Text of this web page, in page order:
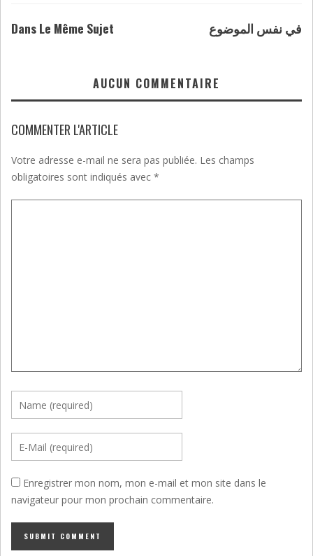
Dans Le Même Sujet في نفس الموضوع
AUCUN COMMENTAIRE
COMMENTER L'ARTICLE
Votre adresse e-mail ne sera pas publiée. Les champs
obligatoires sont indiqués avec *
Enregistrer mon nom, mon e-mail et mon site dans le
navigateur pour mon prochain commentaire.